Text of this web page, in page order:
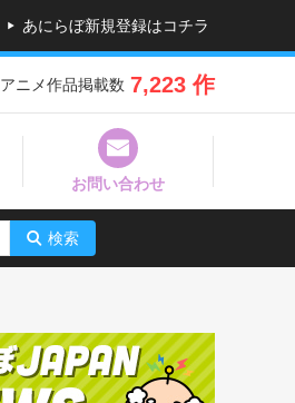
あにらぼ新規登録はコチラ
アニメ作品掲載数 7,223 作
お問い合わせ
検索